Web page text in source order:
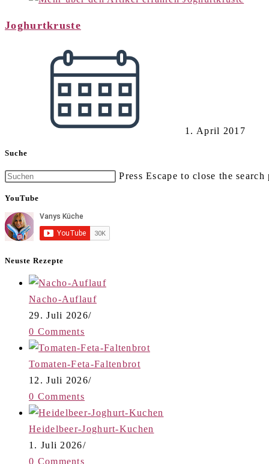
Joghurtkruste
1. April 2017
Suche
Press Escape to close the search
YouTube
Neuste Rezepte
Nacho-Auflauf
29. Juli 2026/
0 Comments
Tomaten-Feta-Faltenbrot
12. Juli 2026/
0 Comments
Heidelbeer-Joghurt-Kuchen
1. Juli 2026/
0 Comments